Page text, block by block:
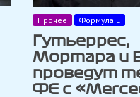
Прочее Формула Е
Гутьеррес,
Мортара и
проведут
ФЕ с